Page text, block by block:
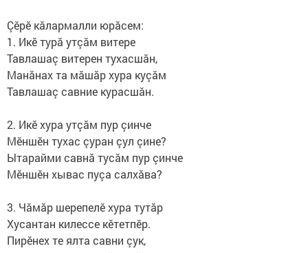
Çӗрӗ кăлармалли юрăсем:
1. Икӗ турă утçăм витере
Тавлашаç витерен тухасшăн,
Манăнах та мăшăр хура куçăм
Тавлашаç савние курасшăн.
2. Икӗ хура утçăм пур çинче
Мӗншӗн тухас çуран çул çине?
Ытарайми савнă тусăм пур çинче
Мӗншӗн хывас пуçа салхăва?
3. Чăмăр шерепелӗ хура тутăр
Хусантан килессе кӗтетпӗр.
Пирӗнех те ялта савни çук,